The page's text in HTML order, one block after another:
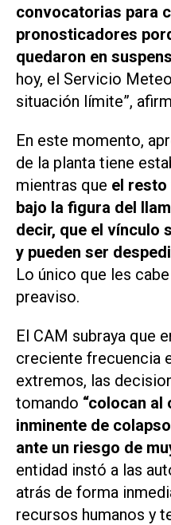
convocatorias para
pronosticadores
quedaron en
hoy, el Servicio
situación límite”,
En este momento,
de la planta tiene
mientras que el
bajo la figura del
decir, que el vínculo
y pueden ser
Lo único que les
preaviso.
El CAM subraya que
creciente frecuencia
extremos, las
tomando “colocan al
inminente de
ante un riesgo de
entidad instó a las
atrás de forma
recursos humanos y